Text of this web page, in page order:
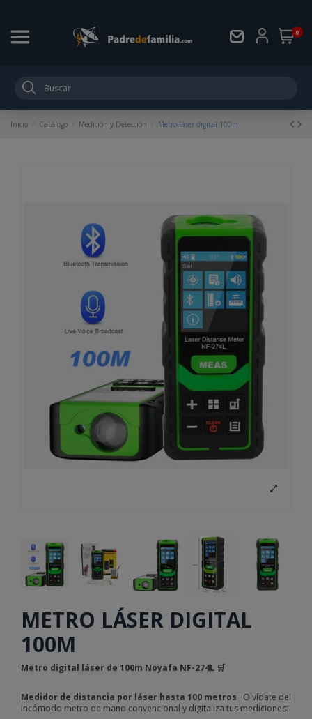
0
Inicio Catálogo Medición y Detección Metro láser digital 100m
METRO LÁSER DIGITAL
100M
Metro digital láser de 100m Noyafa NF-274L 🛒
Medidor de distancia por láser hasta 100 metros . Olvídate del
incómodo metro de mano convencional y digitaliza tus mediciones: